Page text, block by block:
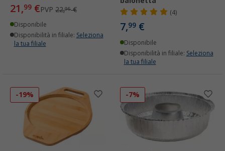
21,99 €PVP 22,95€
Disponibile
Disponibilità in filiale: Seleziona
la tua filiale
(4)
7,99 €
Disponibile
Disponibilità in filiale: Seleziona
la tua filiale
-19% -7%